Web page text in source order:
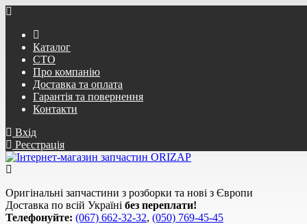
Каталог
СТО
Про компанію
Доставка та оплата
Гарантія та повернення
Контакти
Вхід
Реєстрація
Оригінальні запчастини з розборки та нові з Європи
Доставка по всій Україні без переплати!
Телефонуйте: (067) 662-32-32, (050) 769-45-45